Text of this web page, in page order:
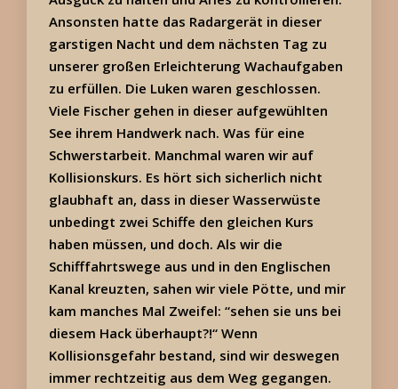
Ansonsten hatte das Radargerät in dieser
garstigen Nacht und dem nächsten Tag zu
unserer großen Erleichterung Wachaufgaben
zu erfüllen. Die Luken waren geschlossen.
Viele Fischer gehen in dieser aufgewühlten
See ihrem Handwerk nach. Was für eine
Schwerstarbeit. Manchmal waren wir auf
Kollisionskurs. Es hört sich sicherlich nicht
glaubhaft an, dass in dieser Wasserwüste
unbedingt zwei Schiffe den gleichen Kurs
haben müssen, und doch. Als wir die
Schifffahrtswege aus und in den Englischen
Kanal kreuzten, sahen wir viele Pötte, und mir
kam manches Mal Zweifel: “sehen sie uns bei
diesem Hack überhaupt?!“ Wenn
Kollisionsgefahr bestand, sind wir deswegen
immer rechtzeitig aus dem Weg gegangen.